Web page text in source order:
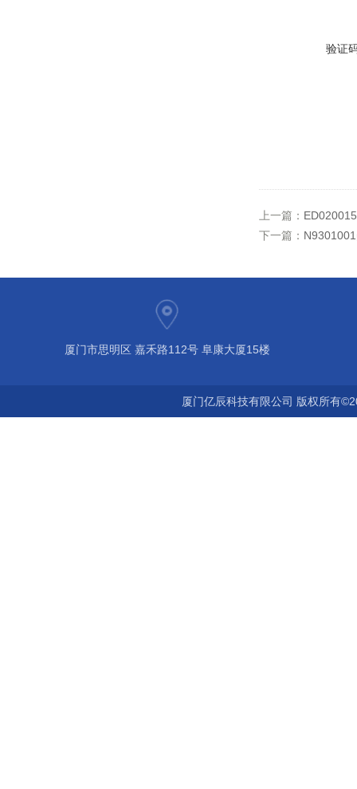
验证
上一篇：
下一篇：
厦门市思明区 嘉禾路112号 阜康大厦15楼
厦门亿辰科技有限公司 版权所有